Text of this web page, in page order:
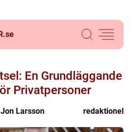
se
En Grundläggande
Privatpersoner
Jon Larsson redaktionel